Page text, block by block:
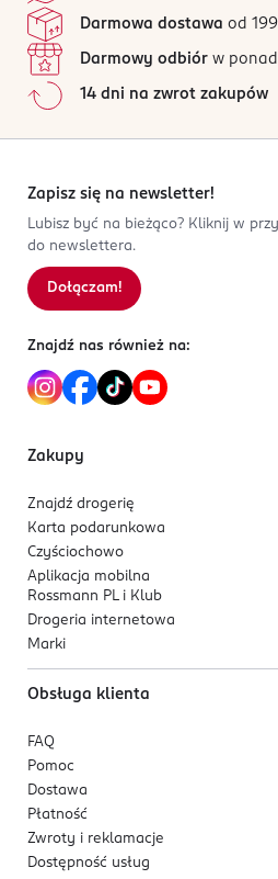
także aromatem żywicznego
drzewnej paczuli. Całość tworzy
połączenie.
Nuty zapachowe
balsam jodłowy,
paczula.
Dla kogo jest ten zapach?
Dla mężczyzn, którzy są pewni
mocne, skoncentrowane
93-138 Łódź
Kod EAN
3 614274 266818
Jak działają
Darmowa dostawa od 199
Darmowy odbiór w
14 dni na zwrot zakupów
Zapisz się na newsletter!
Lubisz być na bieżąco? Kliknij w
do newslettera.
Dołączam!
Znajdź nas również na:
Zakupy
Znajdź drogerię
Karta podarunkowa
Czyściochowo
Aplikacja mobilna
Rossmann PL i Klub
Drogeria internetowa
Marki
Obsługa klienta
FAQ
Pomoc
Dostawa
Płatność
Zwroty i reklamacje
Dostępność usług